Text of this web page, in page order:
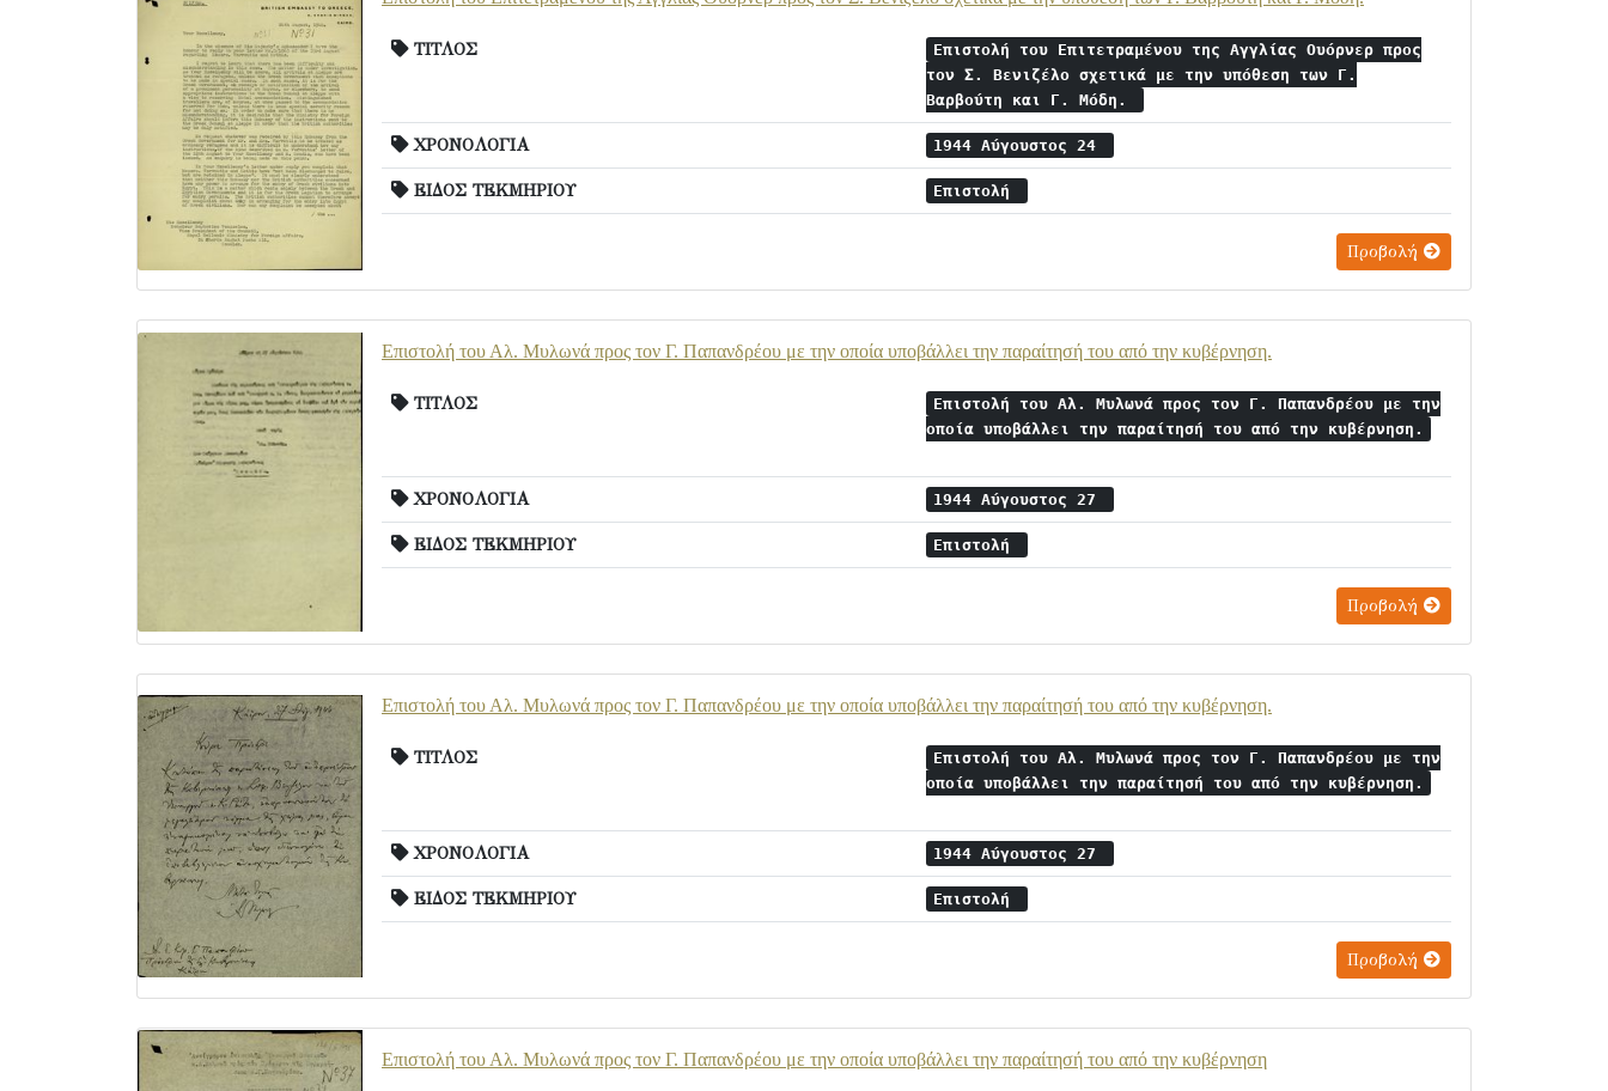
ΤΙΤΛΟΣ
Επιστολή του Επιτετραμένου της Αγγλίας Ουόρνερ προς
τον Σ. Βενιζέλο σχετικά με την υπόθεση των Γ.
Βαρβούτη και Γ. Μόδη.
ΧΡΟΝΟΛΟΓΙΑ 1944 Αύγουστος 24
ΕΙΔΟΣ ΤΕΚΜΗΡΙΟΥ Επιστολή
Προβολή
Επιστολή του Αλ. Μυλωνά προς τον Γ. Παπανδρέου με την οποία υποβάλλει την παραίτησή του από την κυβέρνηση.
ΤΙΤΛΟΣ
Επιστολή του Αλ. Μυλωνά προς τον Γ. Παπανδρέου με την
οποία υποβάλλει την παραίτησή του από την κυβέρνηση.
ΧΡΟΝΟΛΟΓΙΑ 1944 Αύγουστος 27
ΕΙΔΟΣ ΤΕΚΜΗΡΙΟΥ Επιστολή
Προβολή
Επιστολή του Αλ. Μυλωνά προς τον Γ. Παπανδρέου με την οποία υποβάλλει την παραίτησή του από την κυβέρνηση.
ΤΙΤΛΟΣ
Επιστολή του Αλ. Μυλωνά προς τον Γ. Παπανδρέου με την
οποία υποβάλλει την παραίτησή του από την κυβέρνηση.
ΧΡΟΝΟΛΟΓΙΑ 1944 Αύγουστος 27
ΕΙΔΟΣ ΤΕΚΜΗΡΙΟΥ Επιστολή
Προβολή
Επιστολή του Αλ. Μυλωνά προς τον Γ. Παπανδρέου με την οποία υποβάλλει την παραίτησή του από την κυβέρνηση